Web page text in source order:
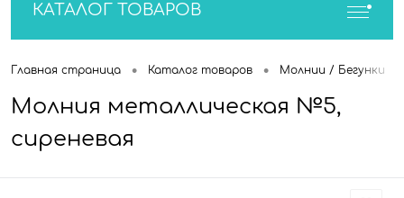
КАТАЛОГ ТОВАРОВ
Главная страница • Каталог товаров • Молнии / Бегунки
Молния металлическая №5,
сиреневая